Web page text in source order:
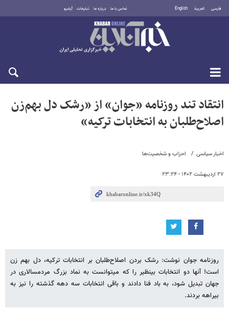
فارسی العربية English تماس با ما درباره ما تبلیغات آرشیو
جمعه ۱۶ مرداد ۱۴۰۵
اخبار سیاسی احزاب و شخصیت‌ها
۲۷ اردیبهشت ۱۴۰۲ - ۲۳:۲۴
انتقاد تند روزنامه «جوان» از «رشک دل بهم‌زن
اصلاح‌طلبان به انتخابات ترکیه»
روزنامه جوان نوشت: رشک بردن اصلاح‌طلبان بر انتخابات ترکیه، دل بهم زن
است! آنها دو انتخابات بینظیر را که میتوانست به نماد بزرگ مردمسالاری در
جهان تبدیل شود، به باد فنا دادند و باقی انتخابات سه دهه گذشته را نیز به
بیراهه بردند.